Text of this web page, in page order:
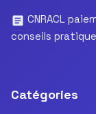
CNRACL
conseils
Catégories